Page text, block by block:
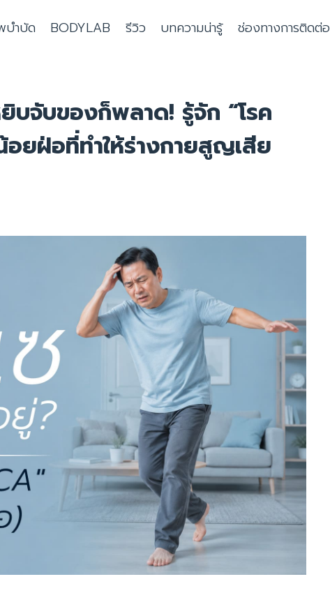
บำบัด BODYLAB รีวิว บทความน่ารู้ ช่องทางการติดต่อ
บจับของก็พลาด! รู้จัก “โรค
ยฝ่อที่ทำให้ร่างกายสูญเสีย